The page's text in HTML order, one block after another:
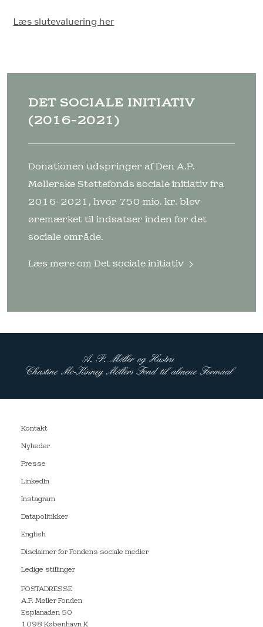
Læs slutevaluering her
DET SOCIALE INITIATIV
(2016-2021)
Donationen udspringer af Den A.P.
Møllerske Støttefonds sociale initiativ fra
2016-2021, hvor 750 mio. kr. blev
øremærket til indsatser inden for det
sociale område.
Læs mere om Det sociale initiativ
Kontakt
Nyheder
Presse
LinkedIn
Instagram
Datapolitikker
English
Disclaimer for Fondens sociale medier
Ledige stillinger
POSTADRESSE
A.P. Møller Fonden
Esplanaden 50
1098 København K